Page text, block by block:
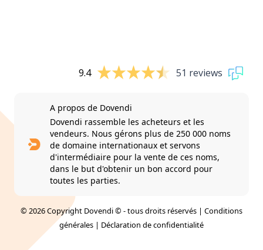
9.4 51 reviews
A propos de Dovendi
Dovendi rassemble les acheteurs et les
vendeurs. Nous gérons plus de 250 000 noms
de domaine internationaux et servons
d'intermédiaire pour la vente de ces noms,
dans le but d'obtenir un bon accord pour
toutes les parties.
© 2026 Copyright Dovendi © - tous droits réservés | Conditions
générales | Déclaration de confidentialité